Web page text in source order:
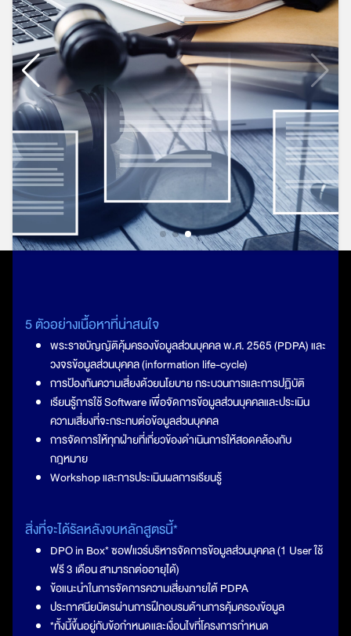
5 ตัวอย่างเนื้อหาที่น่าสนใจ
พระราชบัญญัติคุ้มครองข้อมูลส่วนบุคคล พ.ศ. 2565 (PDPA) และ
วงจรข้อมูลส่วนบุคคล (information life-cycle)
การป้องกันความเสี่ยงด้วยนโยบาย กระบวนการและการปฏิบัติ
เรียนรู้การใช้ Software เพื่อจัดการข้อมูลส่วนบุคคลและประเมิน
ความเสี่ยงที่จะกระทบต่อข้อมูลส่วนบุคคล
การจัดการให้ทุกฝ่ายที่เกี่ยวข้องดำเนินการให้สอดคล้องกับ
กฎหมาย
Workshop และการประเมินผลการเรียนรู้
สิ่งที่จะได้รัลหลังจบหลักสูตรนี้*
DPO in Box* ซอฟแวร์บริหารจัดการข้อมูลส่วนบุคคล (1 User ใช้
ฟรี 3 เดือน สามารถต่ออายุได้)
ข้อแนะนำในการจัดการความเสี่ยงภายใต้ PDPA
ประกาศนียบัตรผ่านการฝึกอบรมด้านการคุ้มครองข้อมูล
*ทั้งนี้ขึ้นอยู่กับข้อกำหนดและเงื่อนไขที่โครงการกำหนด